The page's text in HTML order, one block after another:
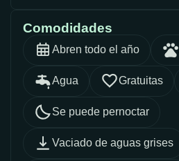
Comodidades
Abren todo el año
Agua Gratuitas
Se puede pernoctar
Vaciado de aguas grises